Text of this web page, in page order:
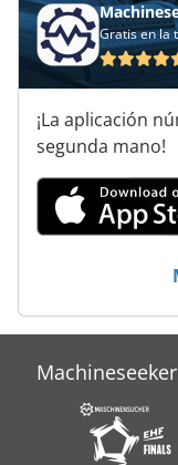
Gratis en la
¡La aplicación
segunda mano!